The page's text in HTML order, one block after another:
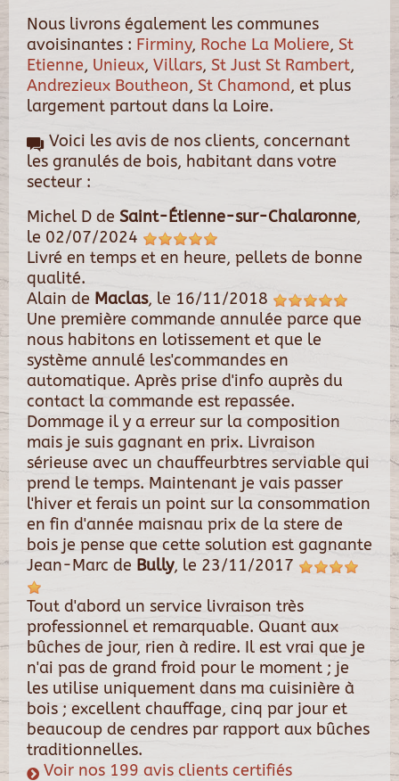
Nous livrons également les communes
avoisinantes : Firminy, Roche La Moliere, St
Etienne, Unieux, Villars, St Just St Rambert,
Andrezieux Boutheon, St Chamond, et plus
largement partout dans la Loire.
Voici les avis de nos clients, concernant
les granulés de bois, habitant dans votre
secteur :
Michel D de Saint-Étienne-sur-Chalaronne,
le 02/07/2024
Livré en temps et en heure, pellets de bonne
qualité.
Alain de Maclas, le 16/11/2018
Une première commande annulée parce que
nous habitons en lotissement et que le
système annulé les'commandes en
automatique. Après prise d'info auprès du
contact la commande est repassée.
Dommage il y a erreur sur la composition
mais je suis gagnant en prix. Livraison
sérieuse avec un chauffeurbtres serviable qui
prend le temps. Maintenant je vais passer
l'hiver et ferais un point sur la consommation
en fin d'année maisnau prix de la stere de
bois je pense que cette solution est gagnante
Jean-Marc de Bully, le 23/11/2017
Tout d'abord un service livraison très
professionnel et remarquable. Quant aux
bûches de jour, rien à redire. Il est vrai que je
n'ai pas de grand froid pour le moment ; je
les utilise uniquement dans ma cuisinière à
bois ; excellent chauffage, cinq par jour et
beaucoup de cendres par rapport aux bûches
traditionnelles.
Voir nos 199 avis clients certifiés